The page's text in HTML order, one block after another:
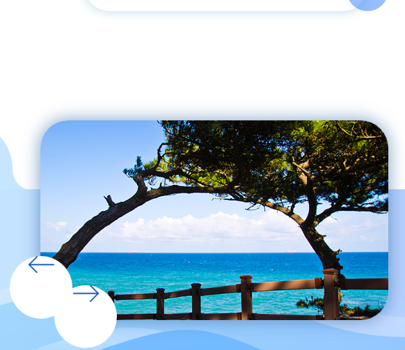
편백산림욕장
편백나무 5ha, 소나무 33ha, 잣나무 2ha로
조성된 강광받는 주민휴식처
화동못수변공원
자연형 친수공간에서 휴식과 힐
누려보세요!